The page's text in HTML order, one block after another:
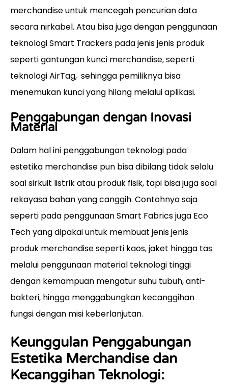
merchandise untuk mencegah pencurian data
secara nirkabel. Atau bisa juga dengan penggunaan
teknologi Smart Trackers pada jenis jenis produk
seperti gantungan kunci merchandise, seperti
teknologi AirTag, sehingga pemiliknya bisa
menemukan kunci yang hilang melalui aplikasi.
Penggabungan dengan Inovasi
Material
Dalam hal ini penggabungan teknologi pada
estetika merchandise pun bisa dibilang tidak selalu
soal sirkuit listrik atau produk fisik, tapi bisa juga soal
rekayasa bahan yang canggih. Contohnya saja
seperti pada penggunaan Smart Fabrics juga Eco
Tech yang dipakai untuk membuat jenis jenis
produk merchandise seperti kaos, jaket hingga tas
melalui penggunaan material teknologi tinggi
dengan kemampuan mengatur suhu tubuh, anti-
bakteri, hingga menggabungkan kecanggihan
fungsi dengan misi keberlanjutan.
Keunggulan Penggabungan
Estetika Merchandise dan
Kecanggihan Teknologi: